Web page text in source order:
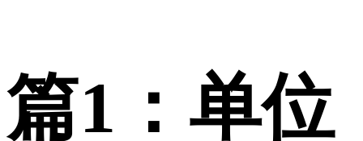
篇1：单位